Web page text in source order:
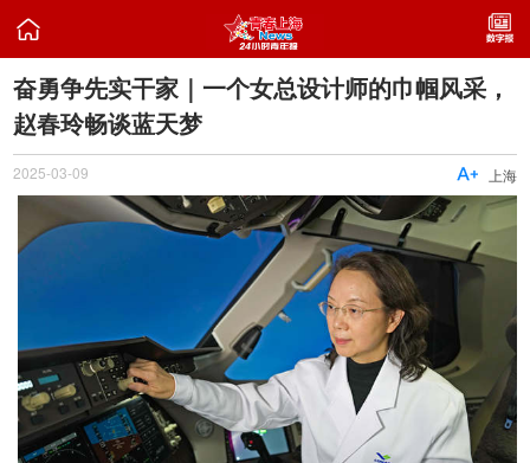

奋勇争先实干家｜一个女总设计师的巾帼风采，
赵春玲畅谈蓝天梦
2025-03-09 上海
